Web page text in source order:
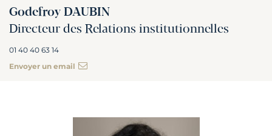
Godefroy DAUBIN
Directeur des Relations institutionnelles
01 40 40 63 14
Envoyer un email